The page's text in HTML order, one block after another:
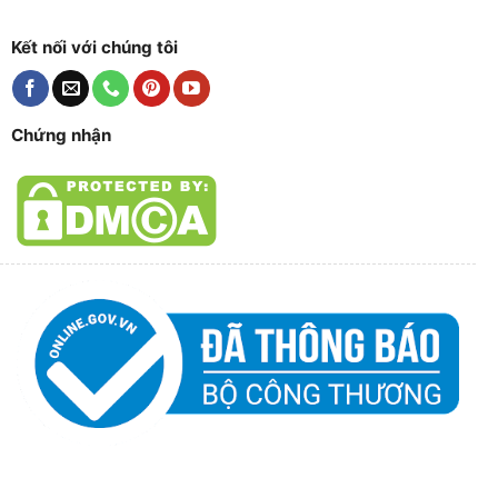
Kết nối với chúng tôi
Chứng nhận